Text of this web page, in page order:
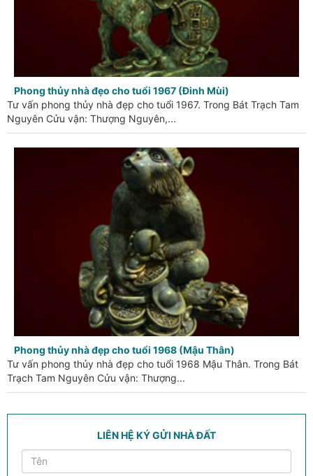
Phong thủy nhà đẹo cho tuổi 1967 (Đinh Mùi)
Tư vấn phong thủy nhà đẹp cho tuổi 1967. Trong Bát Trạch Tam
Nguyên Cửu vận: Thượng Nguyên,...
Phong thủy nhà đẹp cho tuổi 1968 (Mậu Thân)
Tư vấn phong thủy nhà đẹp cho tuổi 1968 Mậu Thân. Trong Bát
Trạch Tam Nguyên Cửu vận: Thượng...
LIÊN HỆ KÝ GỬI NHÀ ĐẤT